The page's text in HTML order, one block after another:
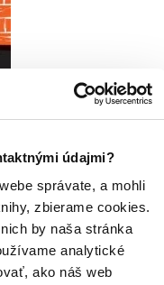
údajmi?
správate, a mohli
zbierame cookies.
by naša stránka
analytické
ako náš web
prvý svojho typu.
detailoch autor
čas. Moje anglické
malo jazyk naozaj